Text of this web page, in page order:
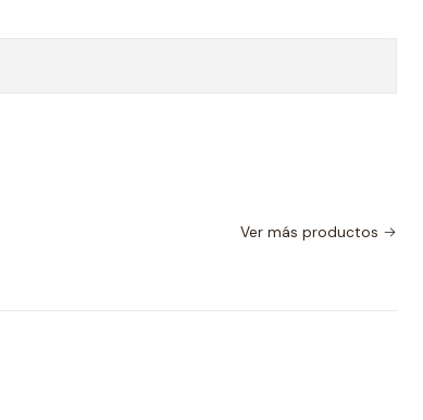
Ver más productos